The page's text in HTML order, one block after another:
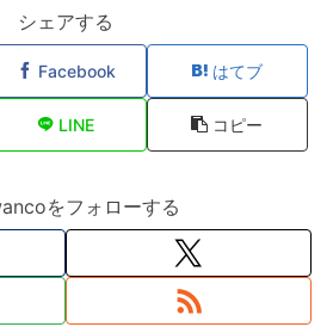
シェアする
Facebook はてブ
LINE コピー
をフォローする